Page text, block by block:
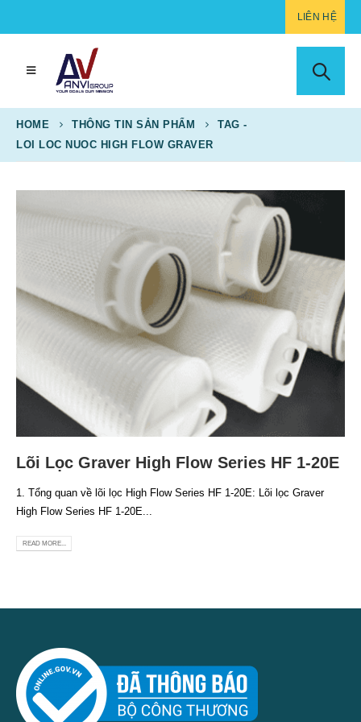
LIÊN HỆ
HOME THÔNG TIN SẢN PHẨM
TAG -
LOI LOC NUOC HIGH FLOW GRAVER
Lõi Lọc Graver High Flow Series HF 1-20E
1. Tổng quan về lõi lọc High Flow Series HF 1-20E: Lõi lọc Graver
High Flow Series HF 1-20E...
READ MORE...